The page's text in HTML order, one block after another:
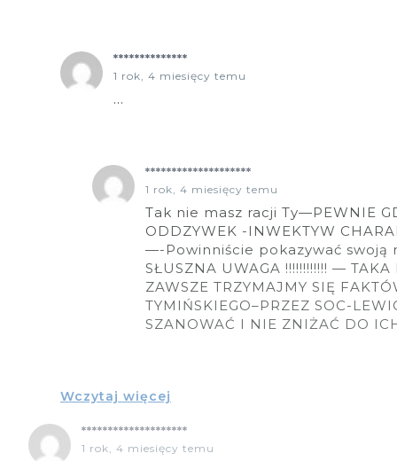
**************
1 rok, 4 miesięcy temu
…
********************
1 rok, 4 miesięcy temu
Tak nie masz racji Ty—PEWNIE
ODDZYWEK -INWEKTYW
—-Powinniście pokazywać swoją
SŁUSZNA UWAGA !!!!!!!!!!!! —
ZAWSZE TRZYMAJMY SIĘ
TYMIŃSKIEGO–PRZEZ SOC-
SZANOWAĆ I NIE ZNIŻAĆ DO
Wczytaj więcej
********************
1 rok, 4 miesięcy temu